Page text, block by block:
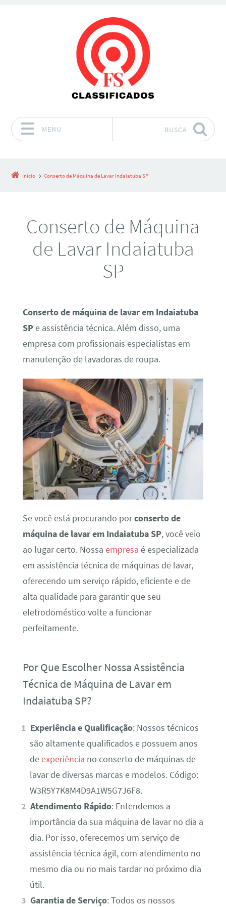
MENU BUSCA
Início Conserto de Máquina de Lavar Indaiatuba SP
Conserto de Máquina
de Lavar Indaiatuba
SP
Conserto de máquina de lavar em Indaiatuba
SP e assistência técnica. Além disso, uma
empresa com profissionais especialistas em
manutenção de lavadoras de roupa.
Se você está procurando porconserto de
máquina de lavar em Indaiatuba SP, você veio
ao lugar certo. Nossa empresa é especializada
em assistência técnica de máquinas de lavar,
oferecendo um serviço rápido, eficiente e de
alta qualidade para garantir que seu
eletrodoméstico volte a funcionar
perfeitamente.
Por Que Escolher Nossa Assistência
Técnica de Máquina de Lavar em
Indaiatuba SP?
Experiência e Qualificação: Nossos técnicos
são altamente qualificados e possuem anos
deexperiência no conserto de máquinas de
lavar de diversas marcas e modelos. Código:
W3R5Y7K8M4D9A1W5G7J6F8.
Atendimento Rápido: Entendemos a
importância da sua máquina de lavar no dia a
dia. Por isso, oferecemos um serviço de
assistência técnica ágil, com atendimento no
mesmo dia ou no mais tardar no próximo dia
útil.
Garantia de Serviço: Todos os nossos